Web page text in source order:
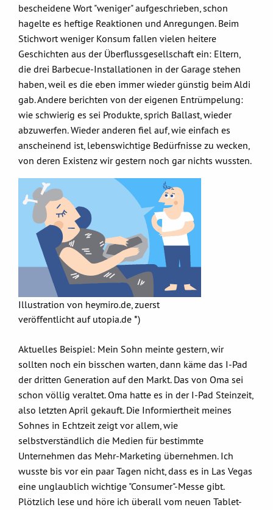
bescheidene Wort "weniger" aufgeschrieben, schon
hagelte es heftige Reaktionen und Anregungen. Beim
Stichwort weniger Konsum fallen vielen heitere
Geschichten aus der Überflussgesellschaft ein: Eltern,
die drei Barbecue-Installationen in der Garage stehen
haben, weil es die eben immer wieder günstig beim Aldi
gab. Andere berichten von der eigenen Entrümpelung:
wie schwierig es sei Produkte, sprich Ballast, wieder
abzuwerfen. Wieder anderen fiel auf, wie einfach es
anscheinend ist, lebenswichtige Bedürfnisse zu wecken,
von deren Existenz wir gestern noch gar nichts wussten.
Illustration von heymiro.de, zuerst
veröffentlicht auf utopia.de *)
Aktuelles Beispiel: Mein Sohn meinte gestern, wir
sollten noch ein bisschen warten, dann käme das I-Pad
der dritten Generation auf den Markt. Das von Oma sei
schon völlig veraltet. Oma hatte es in der I-Pad Steinzeit,
also letzten April gekauft. Die Informiertheit meines
Sohnes in Echtzeit zeigt vor allem, wie
selbstverständlich die Medien für bestimmte
Unternehmen das Mehr-Marketing übernehmen. Ich
wusste bis vor ein paar Tagen nicht, dass es in Las Vegas
eine unglaublich wichtige "Consumer"-Messe gibt.
Plötzlich lese und höre ich überall vom neuen Tablet-